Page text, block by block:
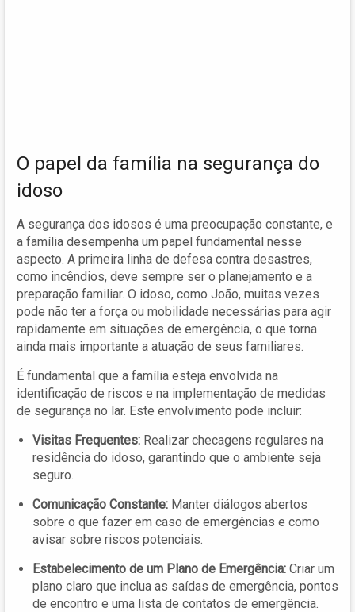
O papel da família na segurança do
idoso
A segurança dos idosos é uma preocupação constante, e
a família desempenha um papel fundamental nesse
aspecto. A primeira linha de defesa contra desastres,
como incêndios, deve sempre ser o planejamento e a
preparação familiar. O idoso, como João, muitas vezes
pode não ter a força ou mobilidade necessárias para agir
rapidamente em situações de emergência, o que torna
ainda mais importante a atuação de seus familiares.
É fundamental que a família esteja envolvida na
identificação de riscos e na implementação de medidas
de segurança no lar. Este envolvimento pode incluir:
Visitas Frequentes: Realizar checagens regulares na
residência do idoso, garantindo que o ambiente seja
seguro.
Comunicação Constante: Manter diálogos abertos
sobre o que fazer em caso de emergências e como
avisar sobre riscos potenciais.
Estabelecimento de um Plano de Emergência: Criar um
plano claro que inclua as saídas de emergência, pontos
de encontro e uma lista de contatos de emergência.